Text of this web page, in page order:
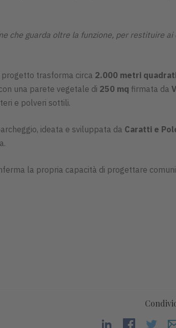
che guarda oltre la funzione, per restituire
progetto trasforma circa 2.000 metri
una parete vegetale di 250 mq firmata da
e polveri sottili.
ideata e sviluppata da Caratti e
la propria capacità di progettare